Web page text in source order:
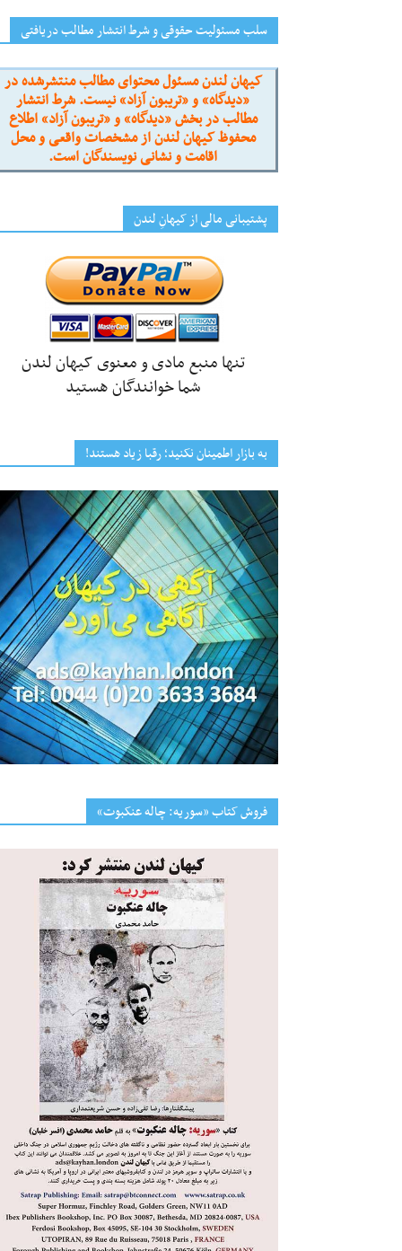
سلب مسئولیت حقوقی و شرط انتشار مطالب دریافتی
کیهان لندن مسئول محتوای مطالب منتشرشده در
«دیدگاه» و «تریبون آزاد» نیست. شرط انتشار
مطالب در بخش «دیدگاه» و «تریبون آزاد» اطلاع
محفوظ کیهان لندن از مشخصات واقعی و محل
اقامت و نشانی نویسندگان است.
پشتیبانی مالی از کیهانِ لندن
تنها منبع مادی و معنوی کیهان لندن
شما خوانندگان هستید
به بازار اطمینان نکنید؛ رقبا زیاد هستند!
فروش کتاب «سوریه: چاله عنکبوت»